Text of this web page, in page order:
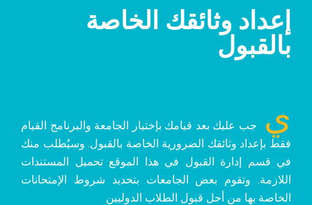
إعداد وثائقك الخاصة
بالقبول
ي
جب عليك بعد قيامك بإختيار الجامعة والبرنامج القيام
فقط بإعداد وثائقك الضرورية الخاصة بالقبول. وسيُطلب منك
في قسم إدارة القبول في هذا الموقع تحميل المستندات
اللازمة. وتقوم بعض الجامعات بتحديد شروط الإمتحانات
الخاصة بها من أجل قبول الطلاب الدوليين